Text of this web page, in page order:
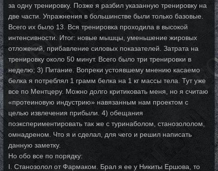
за одну тренировку. Позже я разбил указанную тренировку на
две части. Упражнения в большинстве были только базовые.
Всего их было 13. Вся тренировка проходила в высокой
интенсивности. Итог: новые мышцы, уменьшение жировых
отложений, прибавление силовых показателей. Затрата на
тренировку около 50 минут. Всего было три тренировки в
неделю; 3) Питание. Вопреки устоявшему мнению касаемо
белка я потреблял 1 грамм белка на 1 кг массы тела. Тут уже
все по Ментцеру. Можно долго критиковать меня, но я считаю
«протеиновую индустрию» навязанным нам проектом с
целью извлечения прибыли. 4) обещания
поэкспериментировать так же с туринаболом, станозололом,
омнадреном. Что я и сделал, для чего и решил написать
данную заметку.
Но обо все по порядку:
I. Станозолол от Фармаком. Брал я ее у Никиты Ершова, то